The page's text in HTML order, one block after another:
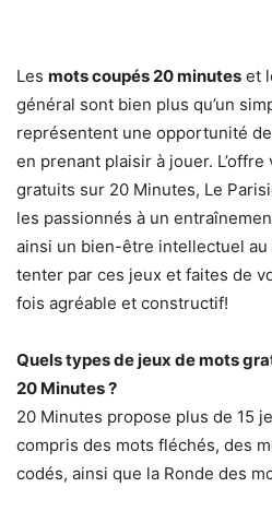
Les mots coupés 20 minutes et
général sont bien plus qu’un
représentent une opportunité
en prenant plaisir à jouer.
gratuits sur 20 Minutes, Le
les passionnés à un
ainsi un bien-être intellectuel
tenter par ces jeux et faites de
fois agréable et constructif!
Quels types de jeux de mots
20 Minutes ?
20 Minutes propose plus de 15
compris des mots fléchés, des
codés, ainsi que la Ronde des